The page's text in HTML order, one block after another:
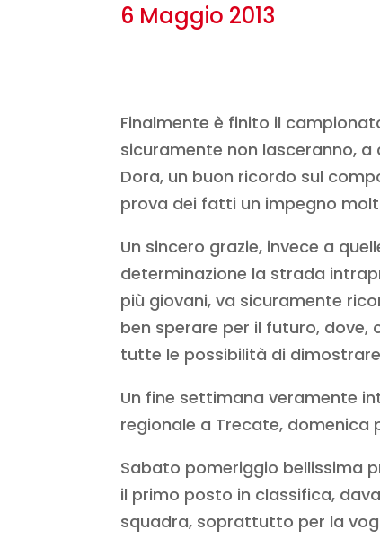
6 Maggio 2013
Finalmente è finito il
sicuramente non lasceranno,
Dora, un buon ricordo sul
prova dei fatti un impegno
Un sincero grazie, invece a
determinazione la strada
più giovani, va sicuramente
ben sperare per il futuro, dove,
tutte le possibilità di
Un fine settimana veramente
regionale a Trecate,
Sabato pomeriggio bellissima
il primo posto in classifica,
squadra, soprattutto per la